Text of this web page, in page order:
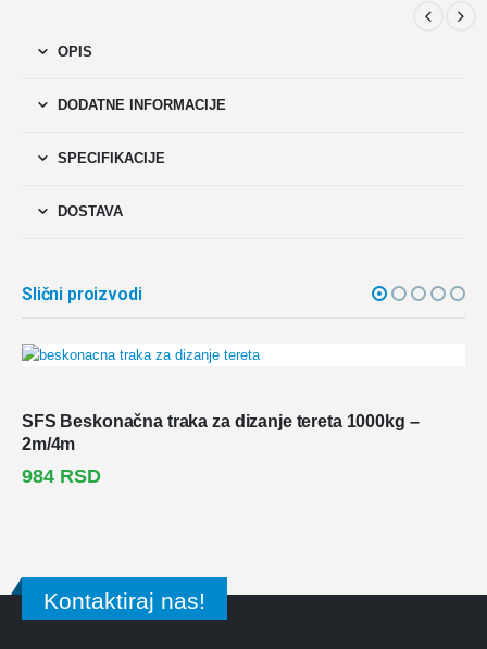
OPIS
DODATNE INFORMACIJE
SPECIFIKACIJE
DOSTAVA
Slični proizvodi
SFS Beskonačna traka za dizanje tereta 1000kg –
2m/4m
984 RSD
Kontaktiraj nas!